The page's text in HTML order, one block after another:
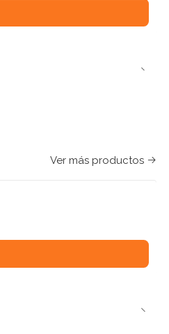
Ver más productos